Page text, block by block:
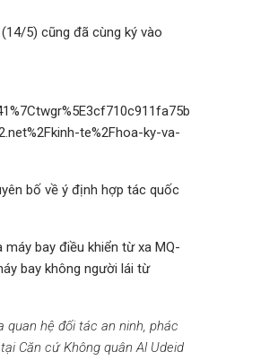
5) cũng đã cùng ký vào
te%2Fhoa-ky-va-
bố về ý định hợp tác quốc
bay điều khiển từ xa MQ-
bay không người lái từ
quan hệ đối tác an ninh, phác
Căn cứ Không quân Al Udeid